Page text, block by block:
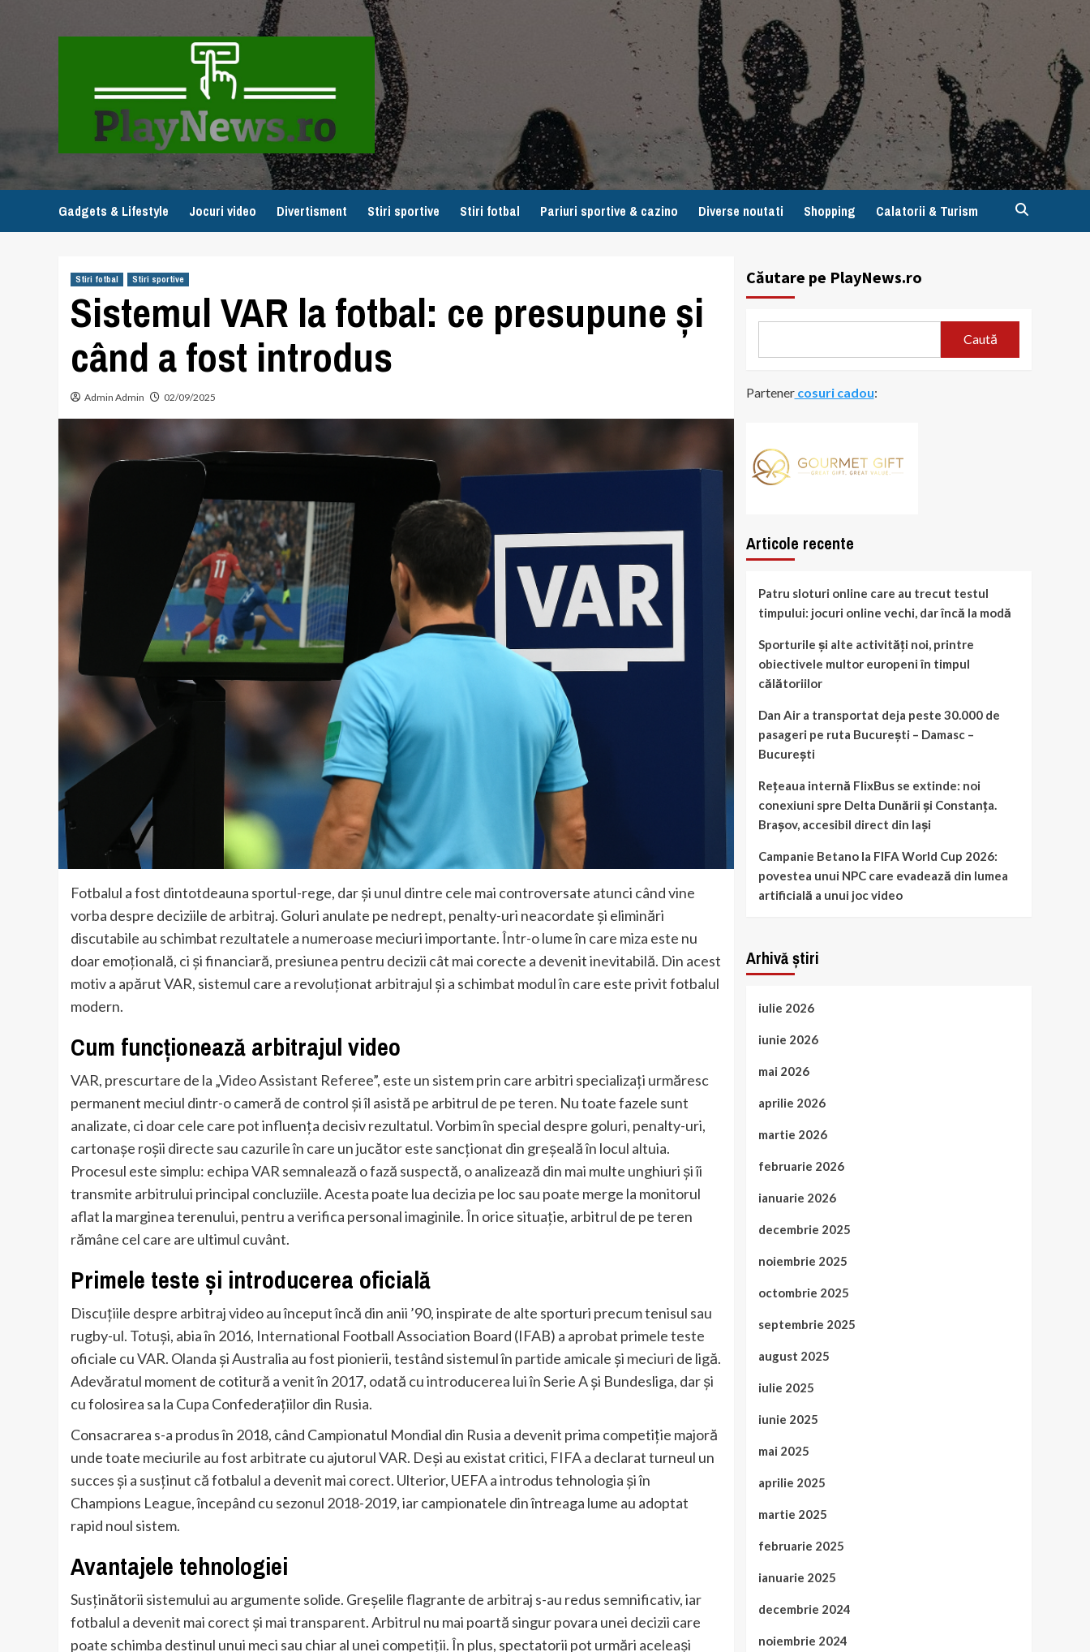
Gadgets & Lifestyle Jocuri video Divertisment Stiri sportive Stiri fotbal Pariuri sportive & cazino Diverse noutati Shopping Calatorii & Turism
Stiri fotbal Stiri sportive
Sistemul VAR la fotbal: ce presupune și
când a fost introdus
Admin Admin 02/09/2025
Fotbalul a fost dintotdeauna sportul-rege, dar și unul dintre cele mai controversate atunci când vine
vorba despre deciziile de arbitraj. Goluri anulate pe nedrept, penalty-uri neacordate și eliminări
discutabile au schimbat rezultatele a numeroase meciuri importante. Într-o lume în care miza este nu
doar emoțională, ci și financiară, presiunea pentru decizii cât mai corecte a devenit inevitabilă. Din acest
motiv a apărut VAR, sistemul care a revoluționat arbitrajul și a schimbat modul în care este privit fotbalul
modern.
Cum funcționează arbitrajul video
VAR, prescurtare de la „Video Assistant Referee”, este un sistem prin care arbitri specializați urmăresc
permanent meciul dintr-o cameră de control și îl asistă pe arbitrul de pe teren. Nu toate fazele sunt
analizate, ci doar cele care pot influența decisiv rezultatul. Vorbim în special despre goluri, penalty-uri,
cartonașe roșii directe sau cazurile în care un jucător este sancționat din greșeală în locul altuia.
Procesul este simplu: echipa VAR semnalează o fază suspectă, o analizează din mai multe unghiuri și îi
transmite arbitrului principal concluziile. Acesta poate lua decizia pe loc sau poate merge la monitorul
aflat la marginea terenului, pentru a verifica personal imaginile. În orice situație, arbitrul de pe teren
rămâne cel care are ultimul cuvânt.
Primele teste și introducerea oficială
Discuțiile despre arbitraj video au început încă din anii ’90, inspirate de alte sporturi precum tenisul sau
rugby-ul. Totuși, abia în 2016, International Football Association Board (IFAB) a aprobat primele teste
oficiale cu VAR. Olanda și Australia au fost pionierii, testând sistemul în partide amicale și meciuri de ligă.
Adevăratul moment de cotitură a venit în 2017, odată cu introducerea lui în Serie A și Bundesliga, dar și
cu folosirea sa la Cupa Confederațiilor din Rusia.
Consacrarea s-a produs în 2018, când Campionatul Mondial din Rusia a devenit prima competiție majoră
unde toate meciurile au fost arbitrate cu ajutorul VAR. Deși au existat critici, FIFA a declarat turneul un
succes și a susținut că fotbalul a devenit mai corect. Ulterior, UEFA a introdus tehnologia și în
Champions League, începând cu sezonul 2018-2019, iar campionatele din întreaga lume au adoptat
rapid noul sistem.
Avantajele tehnologiei
Susținătorii sistemului au argumente solide. Greșelile flagrante de arbitraj s-au redus semnificativ, iar
fotbalul a devenit mai corect și mai transparent. Arbitrul nu mai poartă singur povara unei decizii care
poate schimba destinul unui meci sau chiar al unei competiții. În plus, spectatorii pot urmări aceleași
Căutare pe PlayNews.ro
Caută
Partenercosuri cadou:
Articole recente
Patru sloturi online care au trecut testul
timpului: jocuri online vechi, dar încă la modă
Sporturile și alte activități noi, printre
obiectivele multor europeni în timpul
călătoriilor
Dan Air a transportat deja peste 30.000 de
pasageri pe ruta București – Damasc –
București
Rețeaua internă FlixBus se extinde: noi
conexiuni spre Delta Dunării și Constanța.
Brașov, accesibil direct din Iași
Campanie Betano la FIFA World Cup 2026:
povestea unui NPC care evadează din lumea
artificială a unui joc video
Arhivă știri
iulie 2026
iunie 2026
mai 2026
aprilie 2026
martie 2026
februarie 2026
ianuarie 2026
decembrie 2025
noiembrie 2025
octombrie 2025
septembrie 2025
august 2025
iulie 2025
iunie 2025
mai 2025
aprilie 2025
martie 2025
februarie 2025
ianuarie 2025
decembrie 2024
noiembrie 2024